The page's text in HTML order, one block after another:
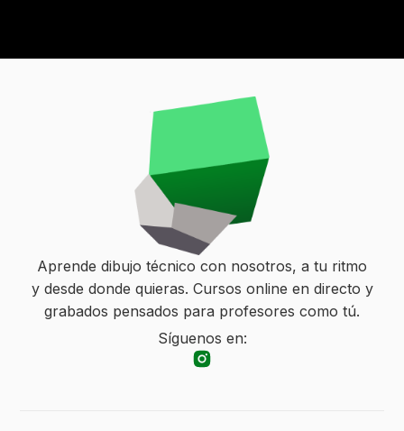
Aprende dibujo técnico con nosotros, a tu ritmo
y desde donde quieras. Cursos online en directo y
grabados pensados para profesores como tú.
Síguenos en: